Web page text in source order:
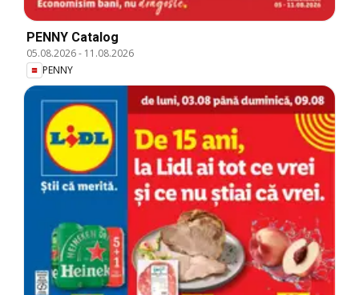
PENNY Catalog
05.08.2026- 11.08.2026
PENNY